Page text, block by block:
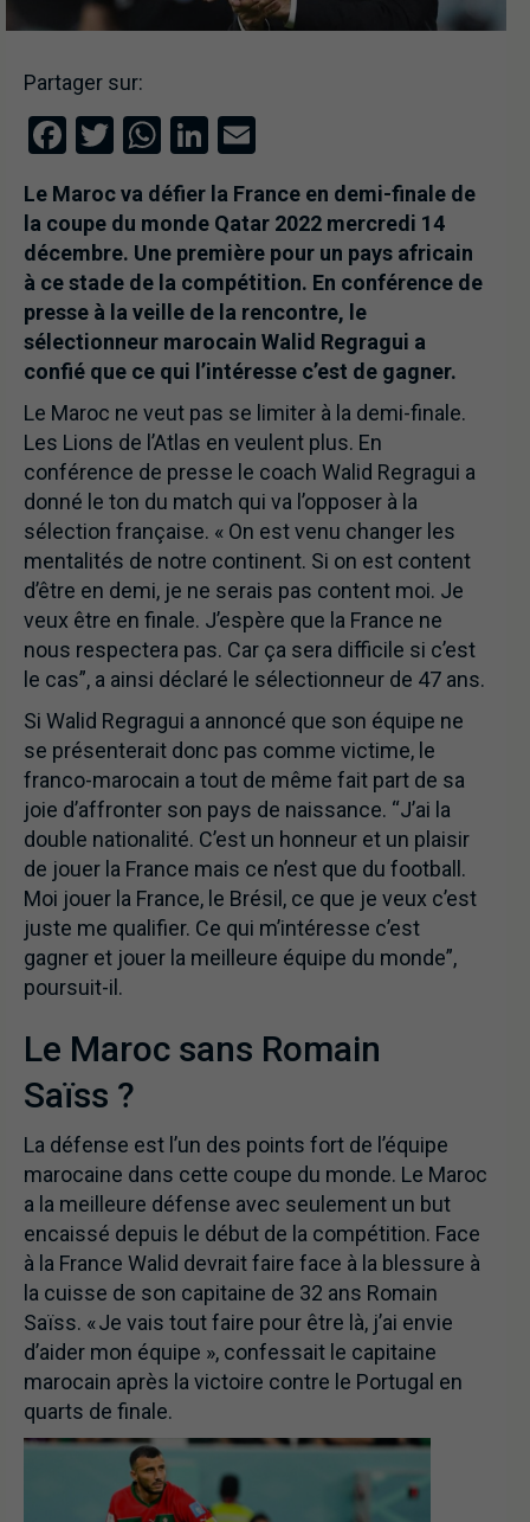
Partager sur:
Facebook
TwitterWhatsApp
LinkedIn
Le Maroc va défier la France en demi-finale de
la coupe du monde Qatar 2022 mercredi 14
décembre. Une première pour un pays africain
à ce stade de la compétition. En conférence de
presse à la veille de la rencontre, le
sélectionneur marocain Walid Regragui a
confié que ce qui l’intéresse c’est de gagner.
Le Maroc ne veut pas se limiter à la demi-finale.
Les Lions de l’Atlas en veulent plus. En
conférence de presse le coach Walid Regragui a
donné le ton du match qui va l’opposer à la
sélection française. « On est venu changer les
mentalités de notre continent. Si on est content
d’être en demi, je ne serais pas content moi. Je
veux être en finale. J’espère que la France ne
nous respectera pas. Car ça sera difficile si c’est
le cas”, a ainsi déclaré le sélectionneur de 47 ans.
Si Walid Regragui a annoncé que son équipe ne
se présenterait donc pas comme victime, le
franco-marocain a tout de même fait part de sa
joie d’affronter son pays de naissance. “J’ai la
double nationalité. C’est un honneur et un plaisir
de jouer la France mais ce n’est que du football.
Moi jouer la France, le Brésil, ce que je veux c’est
juste me qualifier. Ce qui m’intéresse c’est
gagner et jouer la meilleure équipe du monde”,
poursuit-il.
Le Maroc sans Romain
Saïss ?
La défense est l’un des points fort de l’équipe
marocaine dans cette coupe du monde. Le Maroc
a la meilleure défense avec seulement un but
encaissé depuis le début de la compétition. Face
à la France Walid devrait faire face à la blessure à
la cuisse de son capitaine de 32 ans Romain
Saïss. « Je vais tout faire pour être là, j’ai envie
d’aider mon équipe », confessait le capitaine
marocain après la victoire contre le Portugal en
quarts de finale.